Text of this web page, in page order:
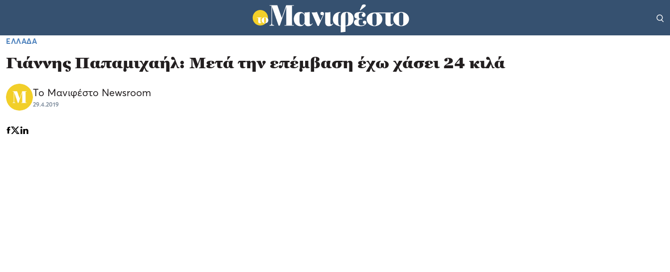
ΕΛΛΑΔΑ
Γιάννης Παπαμιχαήλ: Μετά την επέμβαση έχω χάσει 24 κιλά
Το Μανιφέστο Newsroom
29.4.2019